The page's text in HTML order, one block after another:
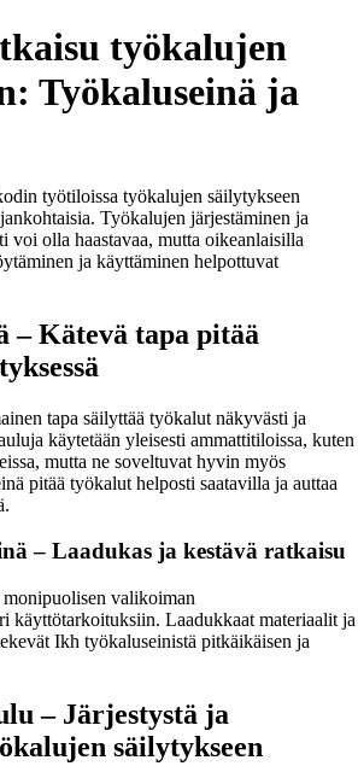
työkalujen
Työkaluseinä ja
työtiloissa työkalujen säilytykseen
Työkalujen järjestäminen ja
voi olla haastavaa, mutta oikeanlaisilla
ja käyttäminen helpottuvat
– Kätevä tapa pitää
tapa säilyttää työkalut näkyvästi ja
käytetään yleisesti ammattitiloissa, kuten
mutta ne soveltuvat hyvin myös
pitää työkalut helposti saatavilla ja auttaa
– Laadukas ja kestävä ratkaisu
valikoiman
käyttötarkoituksiin. Laadukkaat materiaalit ja
Ikh työkaluseinistä pitkäikäisen ja
– Järjestystä ja
säilytykseen